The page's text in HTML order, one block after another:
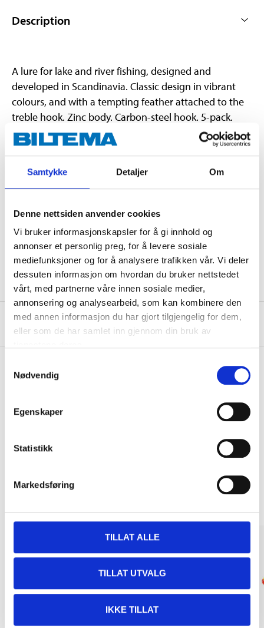
Samtykke Detaljer Om
Denne nettsiden anvender cookies
Vi bruker informasjonskapsler for å gi innhold og
annonser et personlig preg, for å levere sosiale
mediefunksjoner og for å analysere trafikken vår. Vi deler
dessuten informasjon om hvordan du bruker nettstedet
vårt, med partnerne våre innen sosiale medier,
annonsering og analysearbeid, som kan kombinere den
med annen informasjon du har gjort tilgjengelig for dem,
eller som de har samlet inn gjennom din bruk av
Nødvendig
Egenskaper
Statistikk
Markedsføring
TILLAT ALLE
TILLAT UTVALG
IKKE TILLAT
Description
A lure for lake and river fishing, designed and
developed in Scandinavia. Classic design in vibrant
colours, and with a tempting feather attached to the
treble hook. Zinc body. Carbon-steel hook. 5-pack.
Length
4,8 cm
Quantity
5 pcs
Type of fishing
Lake and river fishing
About the manufacturer
Pay & Collect in your local store within 2 hours!
Other customers also bought